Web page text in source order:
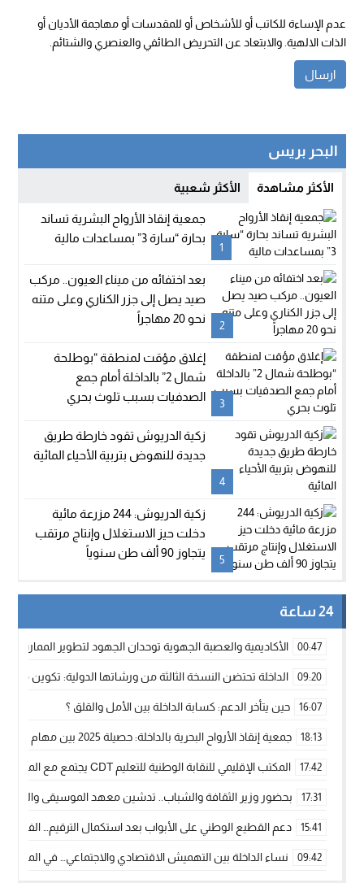
عدم الإساءة للكاتب أو للأشخاص أو للمقدسات أو مهاجمة الأديان أو
الذات الالهية. والابتعاد عن التحريض الطائفي والعنصري والشتائم.
البحر بريس
الأكثر مشاهدة الأكثر شعبية
1
جمعية إنقاذ الأرواح البشرية تساند
بحارة “سارة 3” بمساعدات مالية
2
بعد اختفائه من ميناء العيون.. مركب
صيد يصل إلى جزر الكناري وعلى متنه
نحو 20 مهاجراً
3
إغلاق مؤقت لمنطقة “بوطلحة
شمال 2” بالداخلة أمام جمع
الصدفيات بسبب تلوث بحري
4
زكية الدريوش تقود خارطة طريق
جديدة للنهوض بتربية الأحياء المائية
5
زكية الدريوش: 244 مزرعة مائية
دخلت حيز الاستغلال وإنتاج مرتقب
يتجاوز 90 ألف طن سنوياً
24 ساعة
00:47 الأكاديمية والعصبة الجهوية توحدان الجهود لتطوير الممارسة
09:20 الداخلة تحتضن النسخة الثالثة من ورشاتها الدولية: تكوين
16:07 حين يتأخر الدعم: كسابة الداخلة بين الأمل والقلق ؟
18:13 جمعية إنقاذ الأرواح البحرية بالداخلة: حصيلة 2025 بين مهام الإنقاذ ومشروع “دار البحار”
17:42 المكتب الإقليمي للنقابة الوطنية للتعليم CDT يجتمع مع المدير الإقليمي لمناقشة ملفات جوهرية لنساء ورجال التعليم
17:31 بحضور وزير الثقافة والشباب.. تدشين معهد الموسيقى والفنون
15:41 دعم القطيع الوطني على الأبواب بعد استكمال الترقيم…
09:42 نساء الداخلة بين التهميش الاقتصادي والاجتماعي… في المؤسسات